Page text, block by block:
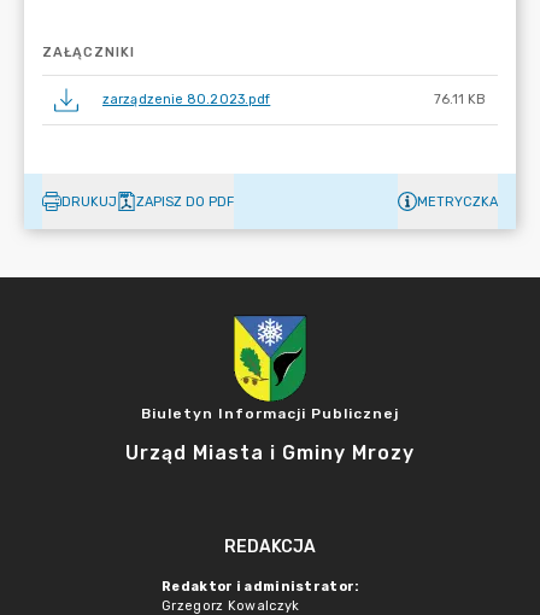
ZAŁĄCZNIKI
zarządzenie 80.2023.pdf 76.11 KB
DRUKUJ ZAPISZ DO PDF METRYCZKA
Biuletyn Informacji Publicznej
Urząd Miasta i Gminy Mrozy
REDAKCJA
Redaktor i administrator:
Grzegorz Kowalczyk